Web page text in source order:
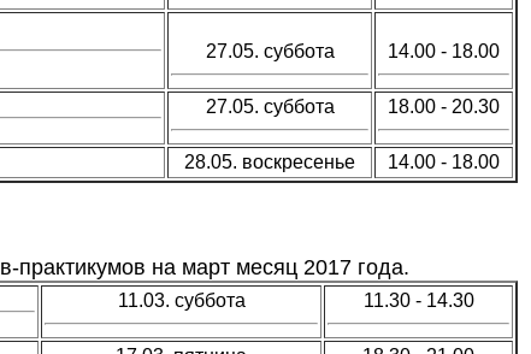
27.05. суббота 14.00 - 18.00
27.05. суббота 18.00 - 20.30
28.05. воскресенье 14.00 - 18.00
практикумов на март месяц 2017 года.
11.03. суббота 11.30 - 14.30